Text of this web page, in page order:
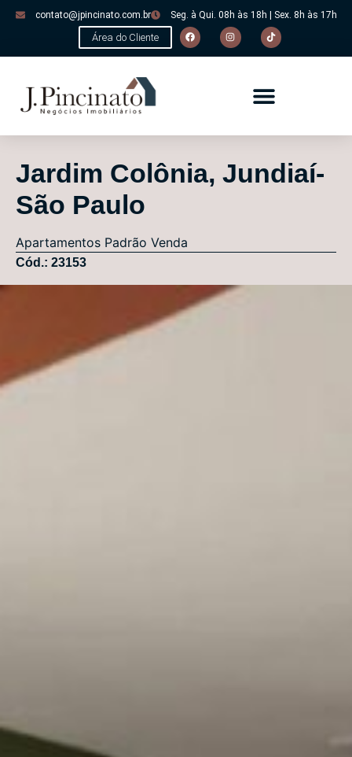
contato@jpincinato.com.br Seg. à Qui. 08h às 18h | Sex. 8h às 17h
Área do Cliente
Jardim Colônia, Jundiaí-
São Paulo
Apartamentos Padrão Venda
Cód.: 23153